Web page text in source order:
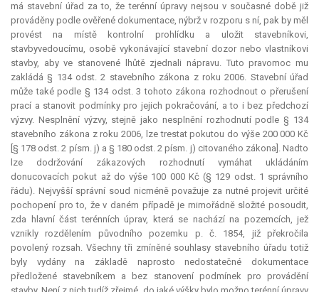
má stavební úřad za to, že terénní úpravy nejsou v současné době již
prováděny podle ověřené dokumentace, nýbrž v rozporu s ní, pak by měl
provést na místě kontrolní prohlídku a uložit stavebníkovi,
stavbyvedoucímu, osobě vykonávající stavební dozor nebo vlastníkovi
stavby, aby ve stanovené lhůtě zjednali nápravu. Tuto pravomoc mu
zakládá § 134 odst. 2 stavebního zákona z roku 2006. Stavební úřad
může také podle § 134 odst. 3 tohoto zákona rozhodnout o přerušení
prací a stanovit podmínky pro jejich pokračování, a to i bez předchozí
výzvy. Nesplnění výzvy, stejně jako nesplnění rozhodnutí podle § 134
stavebního zákona z roku 2006, lze trestat pokutou do výše 200 000 Kč
[§ 178 odst. 2 písm. j) a § 180 odst. 2 písm. j) citovaného zákona]. Nadto
lze dodržování zákazových rozhodnutí vymáhat ukládáním
donucovacích pokut až do výše 100 000 Kč (§ 129 odst. 1 správního
řádu). Nejvyšší správní soud nicméně považuje za nutné projevit určité
pochopení pro to, že v daném případě je mimořádně složité posoudit,
zda hlavní část terénních úprav, která se nachází na pozemcích, jež
vznikly rozdělením původního pozemku p. č. 1854, již překročila
povolený rozsah. Všechny tři zmíněné souhlasy stavebního úřadu totiž
byly vydány na základě naprosto nedostatečné dokumentace
předložené stavebníkem a bez stanovení podmínek pro provádění